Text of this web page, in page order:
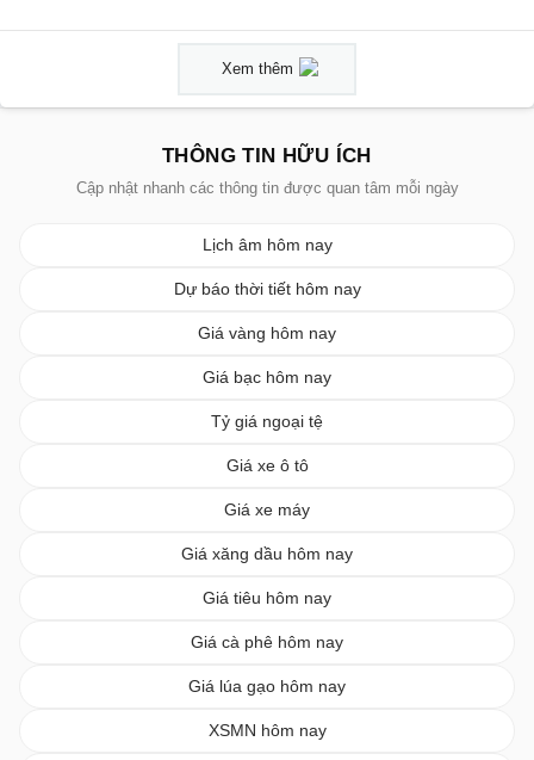
Xem thêm
THÔNG TIN HỮU ÍCH
Cập nhật nhanh các thông tin được quan tâm mỗi ngày
Lịch âm hôm nay
Dự báo thời tiết hôm nay
Giá vàng hôm nay
Giá bạc hôm nay
Tỷ giá ngoại tệ
Giá xe ô tô
Giá xe máy
Giá xăng dầu hôm nay
Giá tiêu hôm nay
Giá cà phê hôm nay
Giá lúa gạo hôm nay
XSMN hôm nay